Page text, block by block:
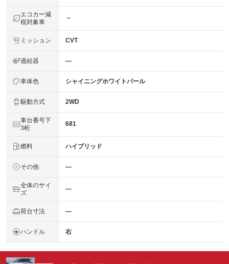
エコカー減
税対象車
－
ミッション CVT
過給器 ―
車体色 シャイニングホワイトパール
駆動方式 2WD
車台番号下
3桁
681
燃料 ハイブリッド
その他 ―
全体のサイ
ズ
―
荷台寸法 ―
ハンドル 右